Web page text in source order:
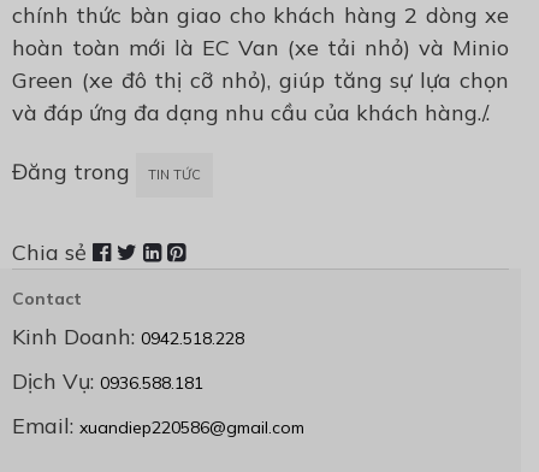
chính thức bàn giao cho khách hàng 2 dòng xe
hoàn toàn mới là EC Van (xe tải nhỏ) và Minio
Green (xe đô thị cỡ nhỏ), giúp tăng sự lựa chọn
và đáp ứng đa dạng nhu cầu của khách hàng./.
Đăng trong TIN TỨC
Chia sẻ
Contact
Kinh Doanh: 0942.518.228
Dịch Vụ: 0936.588.181
Email: xuandiep220586@gmail.com